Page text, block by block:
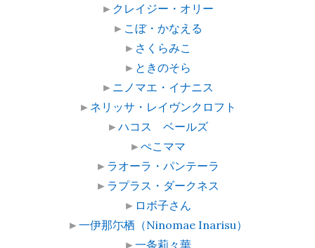
► クレイジー・オリー
► こぼ・かなえる
► さくらみこ
► ときのそら
► ニノマエ・イナニス
► ネリッサ・レイヴンクロフト
►ハコス ベールズ
►ぺこママ
► ラオーラ・パンテーラ
► ラプラス・ダークネス
► ロボ子さん
►一伊那尓栖（Ninomae Inarisu）
►一条莉々華